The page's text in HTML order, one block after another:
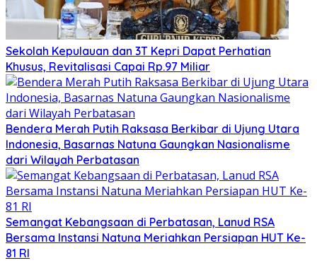
Sekolah Kepulauan dan 3T Kepri Dapat Perhatian
Khusus, Revitalisasi Capai Rp.97 Miliar
Bendera Merah Putih Raksasa Berkibar di Ujung Utara
Indonesia, Basarnas Natuna Gaungkan Nasionalisme
dari Wilayah Perbatasan
Semangat Kebangsaan di Perbatasan, Lanud RSA
Bersama Instansi Natuna Meriahkan Persiapan HUT Ke-
81 RI